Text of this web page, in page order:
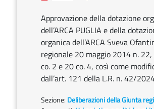
Approvazione della dotazione
dell’ARCA PUGLIA e della
organica dell’ARCA Sveva
regionale 20 maggio 2014 n.
co. 2 e 20 co. 4, così come
dall’art. 121 della L.R. n. 42/
Sezione: Deliberazioni della Giunta